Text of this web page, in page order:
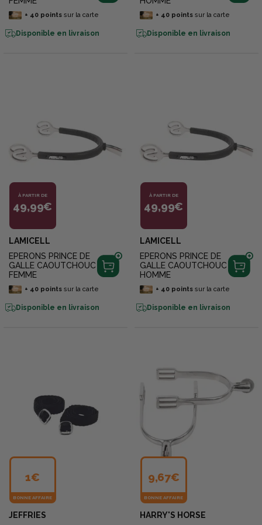
+ 40pointssur la carte
Disponible en livraison
+ 40pointssur la carte
Disponible en livraison
À PARTIR DE
49,99€
LAMICELL
EPERONS PRINCE DE
GALLE CAOUTCHOUC
FEMME
+ 40pointssur la carte
Disponible en livraison
À PARTIR DE
49,99€
LAMICELL
EPERONS PRINCE DE
GALLE CAOUTCHOUC
HOMME
+ 40pointssur la carte
Disponible en livraison
1€
BONNE AFFAIRE
JEFFRIES
9,67€
BONNE AFFAIRE
HARRY'S HORSE